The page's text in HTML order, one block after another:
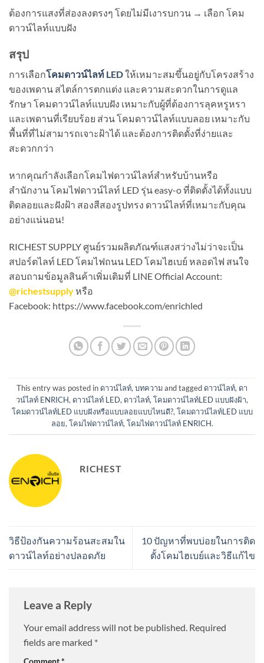
ต้องการแสงที่ส่องลงตรงๆ โดยไม่มีเงารบกวน → เลือก โคม
ดาวน์ไลท์แบบฝัง
สรุป
การเลือกโคมดาวน์ไลท์ LEDให้เหมาะสมขึ้นอยู่กับโครงสร้าง
ของเพดาน สไตล์การตกแต่ง และความสะดวกในการดูแล
รักษา โคมดาวน์ไลท์แบบฝัง เหมาะกับผู้ที่ต้องการลุคหรูหรา
และเพดานที่เรียบร้อย ส่วน โคมดาวน์ไลท์แบบลอย เหมาะกับ
พื้นที่ที่ไม่สามารถเจาะฝ้าได้ และต้องการติดตั้งที่ง่ายและ
สะดวกกว่า
หากคุณกำลังเลือกโคมไฟดาวน์ไลท์สำหรับบ้านหรือ
สำนักงาน โคมไฟดาวน์ไลท์ LED รุ่น easy-o ที่ติดตั้งได้ทั้งแบบ
ติดลอยและฝังฝ้า สองสีสองรูปทรง ดาวน์ไลท์ที่เหมาะกับคุณ
อย่างแน่นอน!
RICHEST SUPPLY ศูนย์รวมผลิตภัณฑ์แสงสว่างไม่ว่าจะเป็น
สปอร์ตไลท์ LED โคมไฟถนน LED โคมไฮเบย์ หลอดไฟ สนใจ
สอบถามข้อมูลสินค้าเพิ่มเติมที่ LINE Official Account:
@richestsupplyหรือ
Facebook: https://www.facebook.com/enrichled
This entry was posted in ดาวน์ไลท์,บทความand tagged ดาวน์ไลท์, ดา
วน์ไลท์ ENRICH, ดาวน์ไลท์ LED, ดาวไลท์,โคมดาวน์ไลท์LED แบบฝังฝ้า,
โคมดาวน์ไลท์LED แบบฝังหรือแบบลอยแบบไหนดี?,โคมดาวน์ไลท์LED แบบ
ลอย,โคมไฟดาวน์ไลท์,โคมไฟดาวน์ไลท์ ENRICH.
RICHEST
วิธีป้องกันความร้อนสะสมใน
ดาวน์ไลท์อย่างปลอดภัย
10 ปัญหาที่พบบ่อยในการติด
ตั้งโคมไฮเบย์และวิธีแก้ไข
Leave a Reply
Your email address will not be published. Required
fields are marked *
Comment*